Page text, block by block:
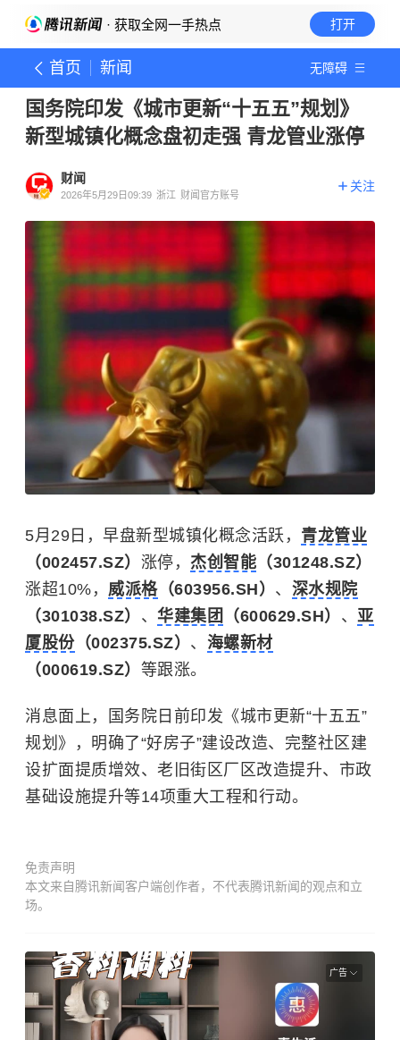
· 获取全网一手热点 打开
首页 新闻 无障碍
国务院印发《城市更新“十五五”规划》
新型城镇化概念盘初走强 青龙管业涨停
财闻
2026年5月29日09:39 浙江 财闻官方账号
关注
5月29日，早盘新型城镇化概念活跃， 青龙管业
（002457.SZ） 涨停， 杰创智能 （301248.SZ）
涨超10%， 威派格（603956.SH） 、 深水规院
（301038.SZ） 、 华建集团 （600629.SH） 、 亚
厦股份（002375.SZ） 、 海螺新材
（000619.SZ） 等跟涨。
消息面上，国务院日前印发《城市更新“十五五”
规划》，明确了“好房子”建设改造、完整社区建
设扩面提质增效、老旧街区厂区改造提升、市政
基础设施提升等14项重大工程和行动。
免责声明
本文来自腾讯新闻客户端创作者，不代表腾讯新闻的观点和立
场。
广告